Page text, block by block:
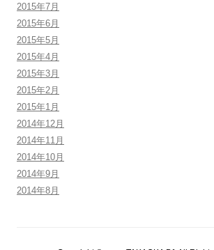
2015年7月
2015年6月
2015年5月
2015年4月
2015年3月
2015年2月
2015年1月
2014年12月
2014年11月
2014年10月
2014年9月
2014年8月